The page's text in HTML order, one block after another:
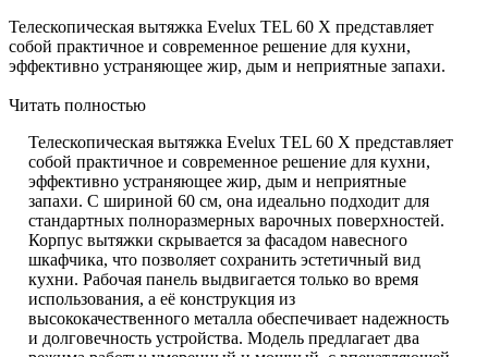
Телескопическая вытяжка Evelux TEL 60 X представляет
собой практичное и современное решение для кухни,
эффективно устраняющее жир, дым и неприятные запахи.
Читать полностью
Телескопическая вытяжка Evelux TEL 60 X представляет
собой практичное и современное решение для кухни,
эффективно устраняющее жир, дым и неприятные
запахи. С шириной 60 см, она идеально подходит для
стандартных полноразмерных варочных поверхностей.
Корпус вытяжки скрывается за фасадом навесного
шкафчика, что позволяет сохранить эстетичный вид
кухни. Рабочая панель выдвигается только во время
использования, а её конструкция из
высококачественного металла обеспечивает надежность
и долговечность устройства. Модель предлагает два